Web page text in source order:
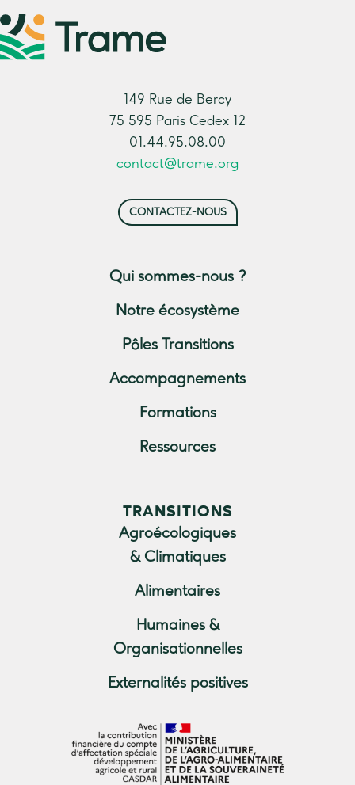
149 Rue de Bercy
75 595 Paris Cedex 12
01.44.95.08.00
contact@trame.org
CONTACTEZ-NOUS
Qui sommes-nous ?
Notre écosystème
Pôles Transitions
Accompagnements
Formations
Ressources
TRANSITIONS
Agroécologiques
& Climatiques
Alimentaires
Humaines &
Organisationnelles
Externalités positives